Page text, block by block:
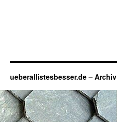
ueberallistesbesser.de – Archiv